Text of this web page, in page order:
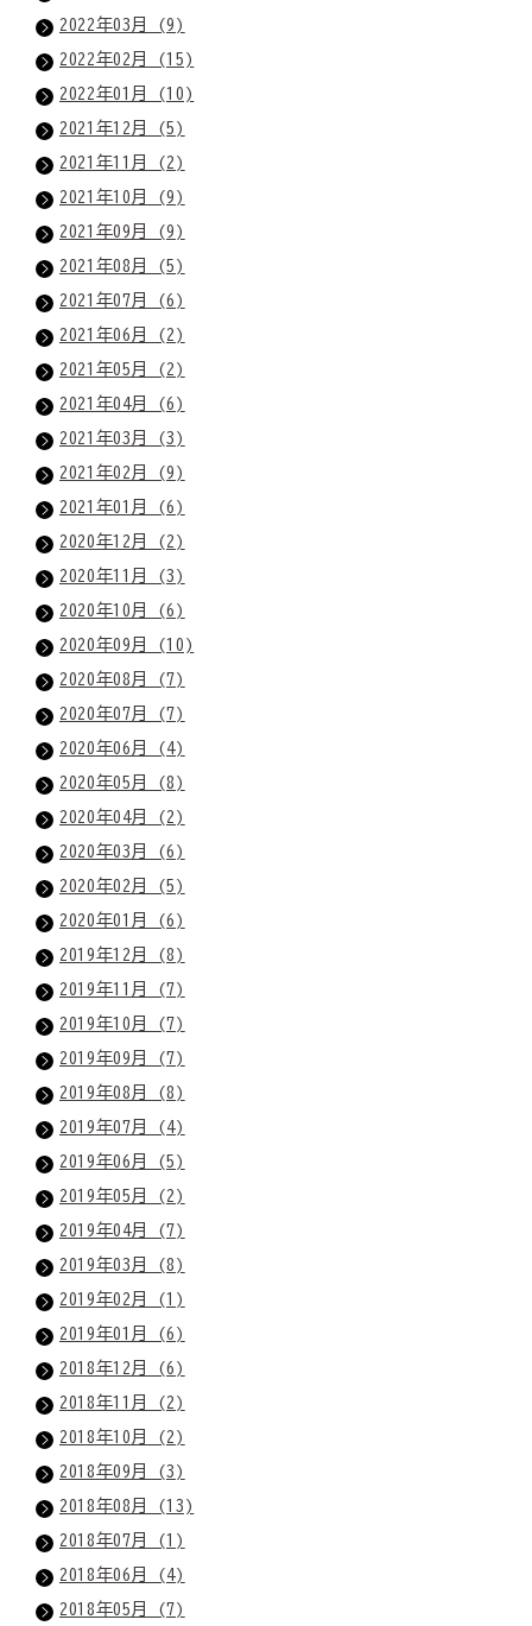
2022年03月 (9)
2022年02月 (15)
2022年01月 (10)
2021年12月 (5)
2021年11月 (2)
2021年10月 (9)
2021年09月 (9)
2021年08月 (5)
2021年07月 (6)
2021年06月 (2)
2021年05月 (2)
2021年04月 (6)
2021年03月 (3)
2021年02月 (9)
2021年01月 (6)
2020年12月 (2)
2020年11月 (3)
2020年10月 (6)
2020年09月 (10)
2020年08月 (7)
2020年07月 (7)
2020年06月 (4)
2020年05月 (8)
2020年04月 (2)
2020年03月 (6)
2020年02月 (5)
2020年01月 (6)
2019年12月 (8)
2019年11月 (7)
2019年10月 (7)
2019年09月 (7)
2019年08月 (8)
2019年07月 (4)
2019年06月 (5)
2019年05月 (2)
2019年04月 (7)
2019年03月 (8)
2019年02月 (1)
2019年01月 (6)
2018年12月 (6)
2018年11月 (2)
2018年10月 (2)
2018年09月 (3)
2018年08月 (13)
2018年07月 (1)
2018年06月 (4)
2018年05月 (7)